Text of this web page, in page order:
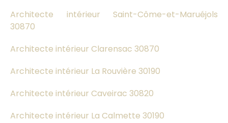
Architecte intérieur Saint-Côme-et-Maruéjols
30870
Architecte intérieur Clarensac 30870
Architecte intérieur La Rouvière 30190
Architecte intérieur Caveirac 30820
Architecte intérieur La Calmette 30190